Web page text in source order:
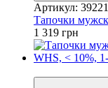
Артикул:
Тапочки
1 319 грн